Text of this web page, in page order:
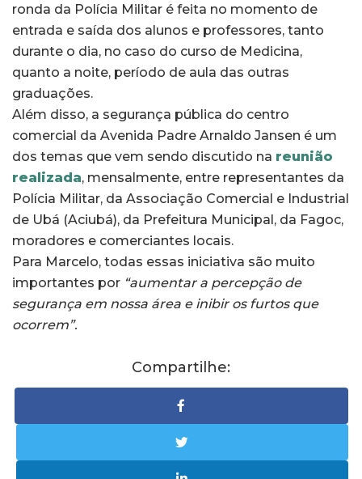
ronda da Polícia Militar é feita no momento de
entrada e saída dos alunos e professores, tanto
durante o dia, no caso do curso de Medicina,
quanto a noite, período de aula das outras
graduações.
Além disso, a segurança pública do centro
comercial da Avenida Padre Arnaldo Jansen é um
dos temas que vem sendo discutido na reunião
realizada, mensalmente, entre representantes da
Polícia Militar, da Associação Comercial e Industrial
de Ubá (Aciubá), da Prefeitura Municipal, da Fagoc,
moradores e comerciantes locais.
Para Marcelo, todas essas iniciativa são muito
importantes por “aumentar a percepção de
segurança em nossa área e inibir os furtos que
ocorrem”.
Compartilhe: